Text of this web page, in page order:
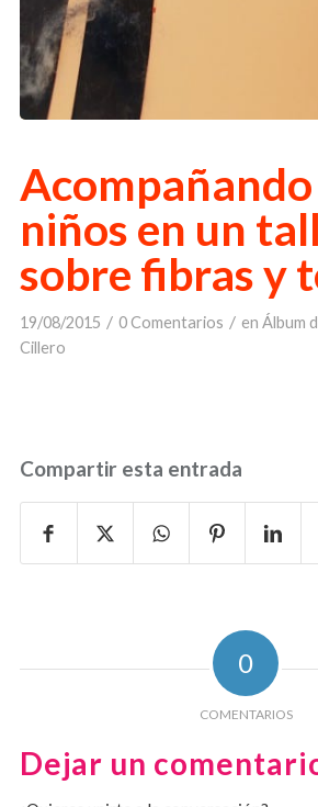
Acompañando
niños en un
sobre fibras y
19/08/2015 / 0 Comentarios / en Álbum
Cillero
Compartir esta entrada
0
COMENTARIOS
Dejar un